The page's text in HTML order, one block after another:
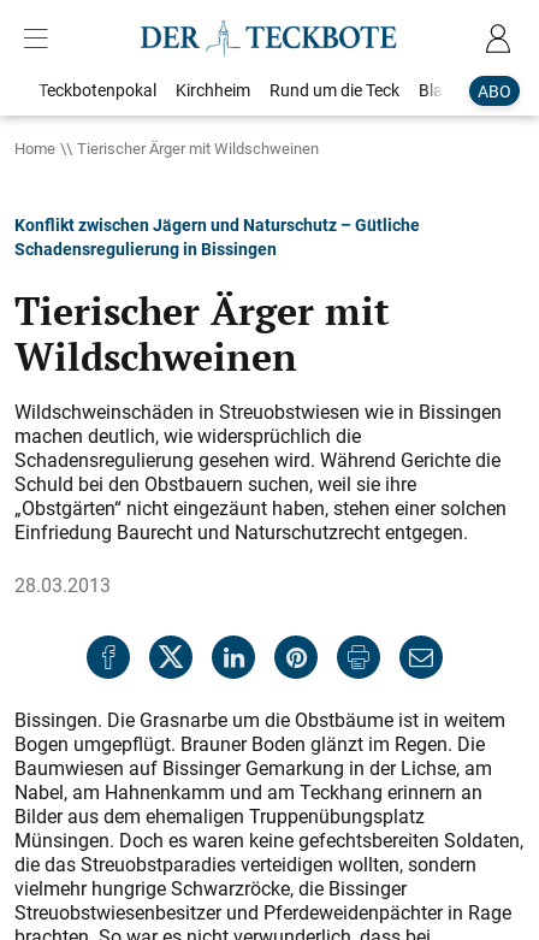
ABO
Teckbotenpokal Kirchheim Rund um die Teck Blaulicht
Home Tierischer Ärger mit Wildschweinen
Konflikt zwischen Jägern und Naturschutz – Gütliche
Schadensregulierung in Bissingen
Tierischer Ärger mit
Wildschweinen
Wildschweinschäden in Streuobstwiesen wie in Bissingen
machen deutlich, wie widersprüchlich die
Schadensregulierung gesehen wird. Während Gerichte die
Schuld bei den Obstbauern suchen, weil sie ihre
„Obstgärten“ nicht eingezäunt haben, stehen einer solchen
Einfriedung Baurecht und Naturschutzrecht entgegen.
28.03.2013
Bissingen. Die Grasnarbe um die Obstbäume ist in weitem
Bogen umgepflügt. Brauner Boden glänzt im Regen. Die
Baumwiesen auf Bis­sin­ger Gemarkung in der Lichse, am
Nabel, am Hahnenkamm und am Teckhang erinnern an
Bilder aus dem ehemaligen Truppenübungsplatz
Münsingen. Doch es waren keine gefechtsbereiten Soldaten,
die das Streuobstparadies verteidigen wollten, sondern
vielmehr hungrige Schwarzröcke, die Bissinger
Streuobstwiesenbesitzer und Pferdeweidenpächter in Rage